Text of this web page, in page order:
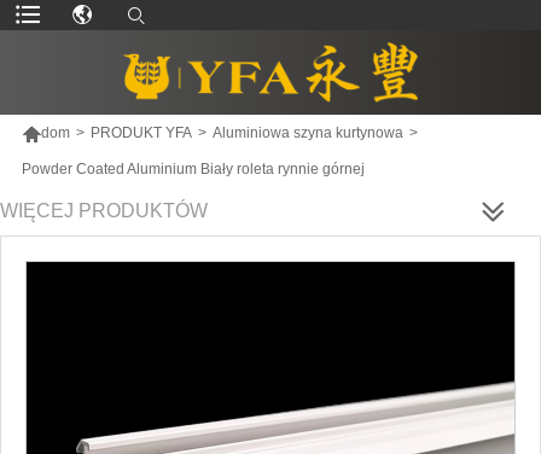
dom > PRODUKT YFA > Aluminiowa szyna kurtynowa >
Powder Coated Aluminium Biały roleta rynnie górnej
WIĘCEJ PRODUKTÓW